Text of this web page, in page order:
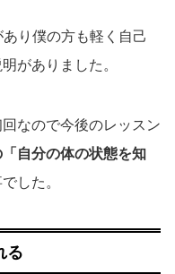
り僕の方も軽く自己
がありました。
なので今後のレッスン
自分の体の状態を知
した。
る